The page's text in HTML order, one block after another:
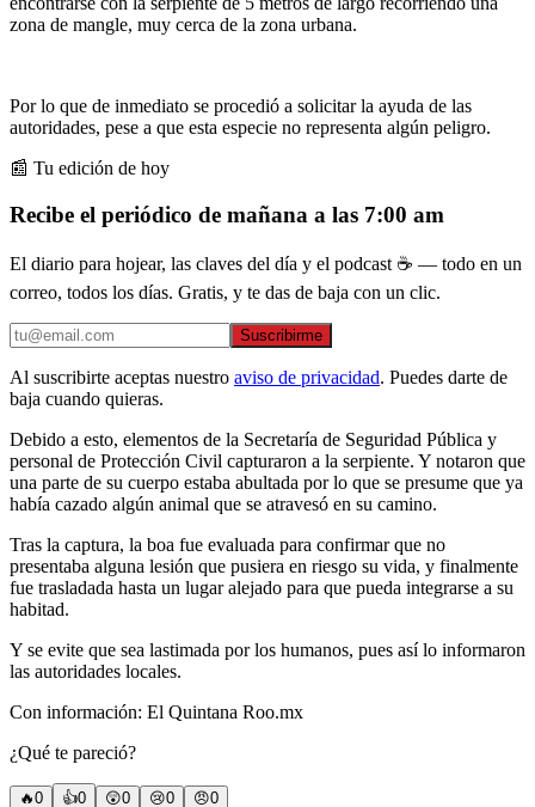
zona de mangle, muy cerca de la zona urbana.
Por lo que de inmediato se procedió a solicitar la ayuda de las
autoridades, pese a que esta especie no representa algún peligro.
📰 Tu edición de hoy
Recibe el periódico de mañana a las 7:00 am
El diario para hojear, las claves del día y el podcast ☕ — todo en un
correo, todos los días. Gratis, y te das de baja con un clic.
Suscribirme
Al suscribirte aceptas nuestro aviso de privacidad. Puedes darte de
baja cuando quieras.
Debido a esto, elementos de la Secretaría de Seguridad Pública y
personal de Protección Civil capturaron a la serpiente. Y notaron que
una parte de su cuerpo estaba abultada por lo que se presume que ya
había cazado algún animal que se atravesó en su camino.
Tras la captura, la boa fue evaluada para confirmar que no
presentaba alguna lesión que pusiera en riesgo su vida, y finalmente
fue trasladada hasta un lugar alejado para que pueda integrarse a su
habitad.
Y se evite que sea lastimada por los humanos, pues así lo informaron
las autoridades locales.
Con información: El Quintana Roo.mx
¿Qué te pareció?
🔥0 👍0 😲0 😢0 😠0